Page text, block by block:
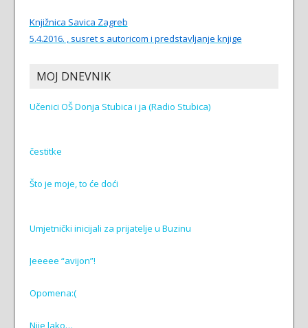
Knjižnica Savica Zagreb
5.4.2016. , susret s autoricom i predstavljanje knjige
MOJ DNEVNIK
Učenici OŠ Donja Stubica i ja (Radio Stubica)
čestitke
Što je moje, to će doći
Umjetnički inicijali za prijatelje u Buzinu
Jeeeee “avijon”!
Opomena:(
Nije lako…